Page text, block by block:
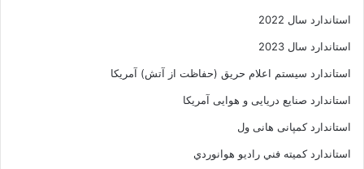
استاندارد سال 2022
استاندارد سال 2023
استاندارد سیستم اعلام حریق (حفاظت از آتش) آمریکا
استاندارد صنایع دریایی و هوایی آمریکا
استاندارد کمپانی هانی ول
استاندارد کميته فني راديو هوانوردي